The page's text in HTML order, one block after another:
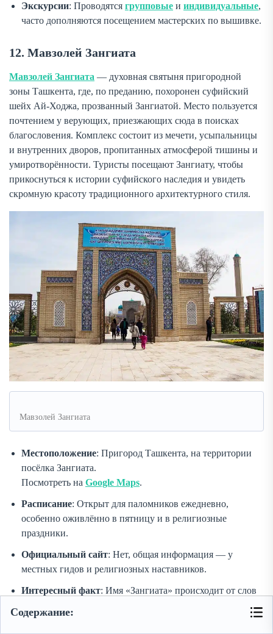
Содержание:
Экскурсии: Проводятся групповые и индивидуальные,
часто дополняются посещением мастерских по вышивке.
12. Мавзолей Зангиата
Мавзолей Зангиата — духовная святыня пригородной
зоны Ташкента, где, по преданию, похоронен суфийский
шейх Ай-Ходжа, прозванный Зангиатой. Место пользуется
почтением у верующих, приезжающих сюда в поисках
благословения. Комплекс состоит из мечети, усыпальницы
и внутренних дворов, пропитанных атмосферой тишины и
умиротворённости. Туристы посещают Зангиату, чтобы
прикоснуться к истории суфийского наследия и увидеть
скромную красоту традиционного архитектурного стиля.
Мавзолей Зангиата
Местоположение: Пригород Ташкента, на территории
посёлка Зангиата.
Посмотреть на Google Maps.
Расписание: Открыт для паломников ежедневно,
особенно оживлённо в пятницу и в религиозные
праздники.
Официальный сайт: Нет, общая информация — у
местных гидов и религиозных наставников.
Интересный факт: Имя «Зангиата» происходит от слов
«занги» (чёрный) и «ата» (отец), связанное с легендой о
происхождении прозвища шейха.